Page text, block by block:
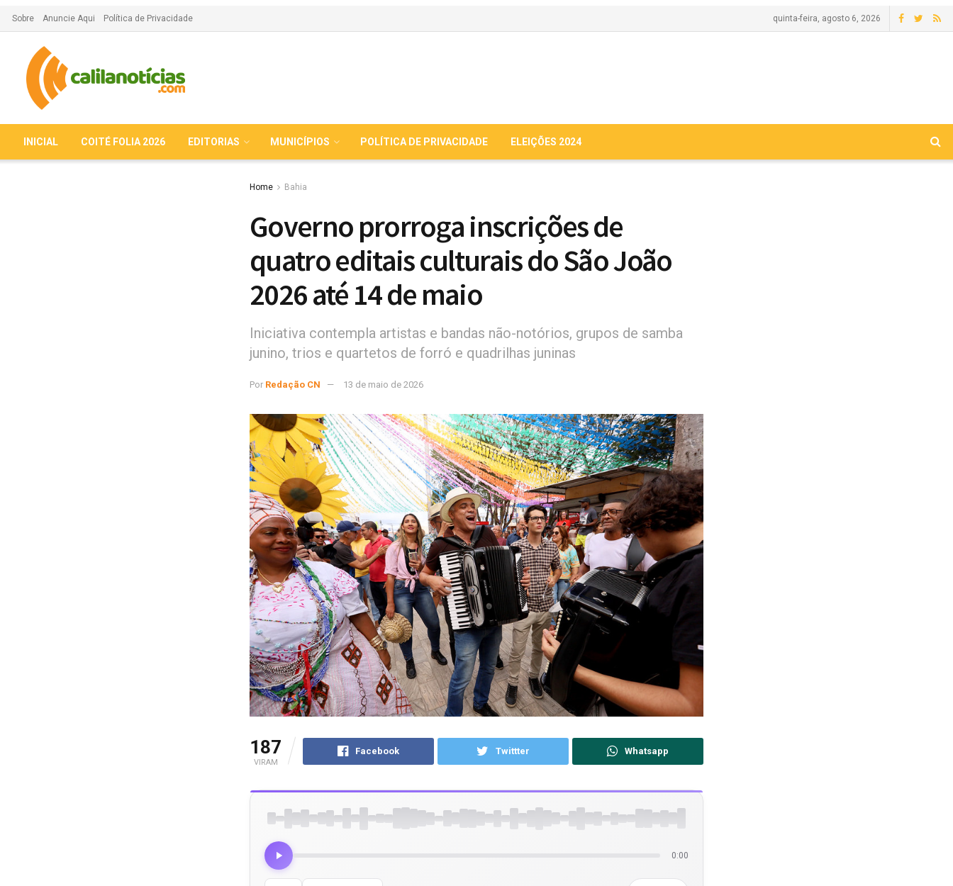
Sobre Anuncie Aqui Política de Privacidade quinta-feira, agosto 6, 2026
INICIAL COITÉ FOLIA 2026 EDITORIAS MUNICÍPIOS POLÍTICA DE PRIVACIDADE ELEIÇÕES 2024
Home Bahia
Governo prorroga inscrições de
quatro editais culturais do São João
2026 até 14 de maio
Iniciativa contempla artistas e bandas não-notórios, grupos de samba
junino, trios e quartetos de forró e quadrilhas juninas
Por Redação CN 13 de maio de 2026
187
VIRAM
Facebook Twittter Whatsapp
0:00